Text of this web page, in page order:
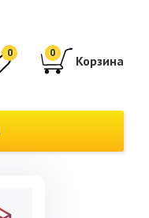
0 0
Корзина